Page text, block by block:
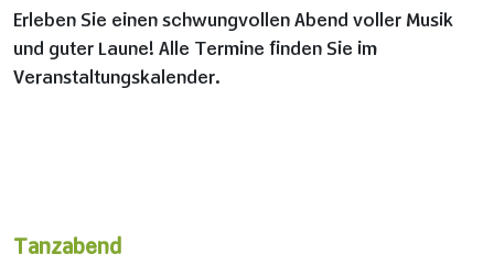
Erleben Sie einen schwungvollen Abend voller Musik
und guter Laune! Alle Termine finden Sie im
Veranstaltungskalender.
Tanzabend